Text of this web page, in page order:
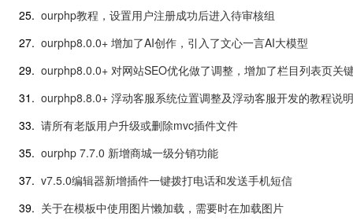
25. ourphp教程，设置用户注册成功后进入待审核组
27. ourphp8.0.0+ 增加了AI创作，引入了文心一言AI大模型
29. ourphp8.0.0+ 对网站SEO优化做了调整，增加了栏目列表页关
31. ourphp8.8.0+ 浮动客服系统位置调整及浮动客服开发的教程说明
33. 请所有老版用户升级或删除mvc插件文件
35. ourphp 7.7.0 新增商城一级分销功能
37. v7.5.0编辑器新增插件一键拨打电话和发送手机短信
39. 关于在模板中使用图片懒加载，需要时在加载图片